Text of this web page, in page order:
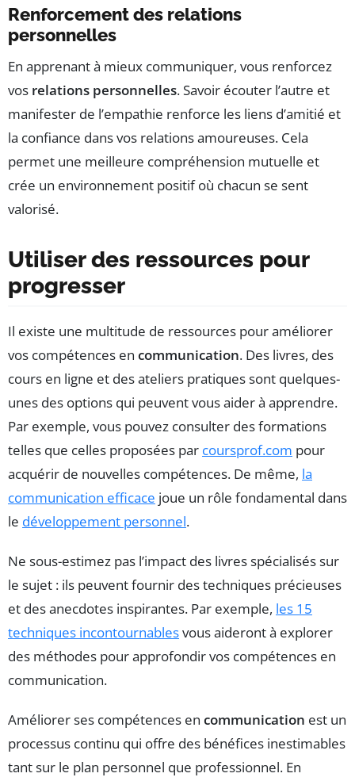
Renforcement des relations
personnelles
En apprenant à mieux communiquer, vous renforcez
vos relations personnelles. Savoir écouter l’autre et
manifester de l’empathie renforce les liens d’amitié et
la confiance dans vos relations amoureuses. Cela
permet une meilleure compréhension mutuelle et
crée un environnement positif où chacun se sent
valorisé.
Utiliser des ressources pour
progresser
Il existe une multitude de ressources pour améliorer
vos compétences en communication. Des livres, des
cours en ligne et des ateliers pratiques sont quelques-
unes des options qui peuvent vous aider à apprendre.
Par exemple, vous pouvez consulter des formations
telles que celles proposées par coursprof.com pour
acquérir de nouvelles compétences. De même, la
communication efficace joue un rôle fondamental dans
le développement personnel.
Ne sous-estimez pas l’impact des livres spécialisés sur
le sujet : ils peuvent fournir des techniques précieuses
et des anecdotes inspirantes. Par exemple, les 15
techniques incontournablesvous aideront à explorer
des méthodes pour approfondir vos compétences en
communication.
Améliorer ses compétences en communication est un
processus continu qui offre des bénéfices inestimables
tant sur le plan personnel que professionnel. En